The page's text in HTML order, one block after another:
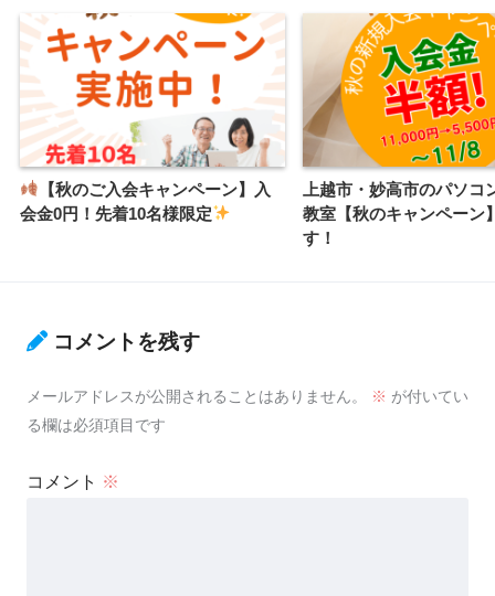
【秋のご入会キャンペーン】入
会金0円！先着10名様限定
上越市・妙高市のパソコ
教室【秋のキャンペーン
す！
コメントを残す
メールアドレスが公開されることはありません。 ※ が付いてい
る欄は必須項目です
コメント ※